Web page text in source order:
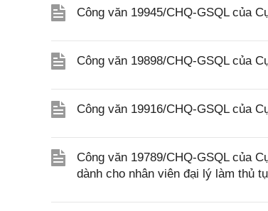
Công văn 19945/CHQ-GSQL của
Công văn 19898/CHQ-GSQL của
Công văn 19916/CHQ-GSQL của
Công văn 19789/CHQ-GSQL của
dành cho nhân viên đại lý làm thủ